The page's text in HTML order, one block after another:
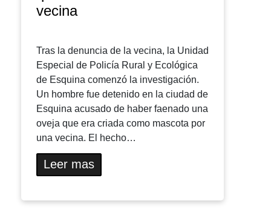
vecina
Tras la denuncia de la vecina, la Unidad
Especial de Policía Rural y Ecológica
de Esquina comenzó la investigación.
Un hombre fue detenido en la ciudad de
Esquina acusado de haber faenado una
oveja que era criada como mascota por
una vecina. El hecho…
Leer mas